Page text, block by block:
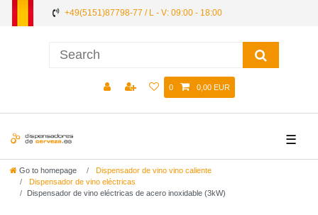
+49(5151)87798-77 / L - V: 09:00 - 18:00
0 0,00 EUR
☰
Go to homepage
Dispensador de vino vino caliente
Dispensador de vino eléctricas
Dispensador de vino eléctricas de acero inoxidable (3kW)